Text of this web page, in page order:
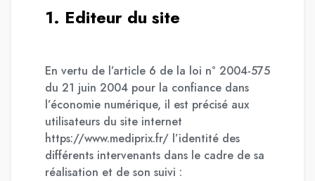
1. Editeur du site
En vertu de l’article 6 de la loi n° 2004-575
du 21 juin 2004 pour la confiance dans
l’économie numérique, il est précisé aux
utilisateurs du site internet
https://www.mediprix.fr/ l’identité des
différents intervenants dans le cadre de sa
réalisation et de son suivi :